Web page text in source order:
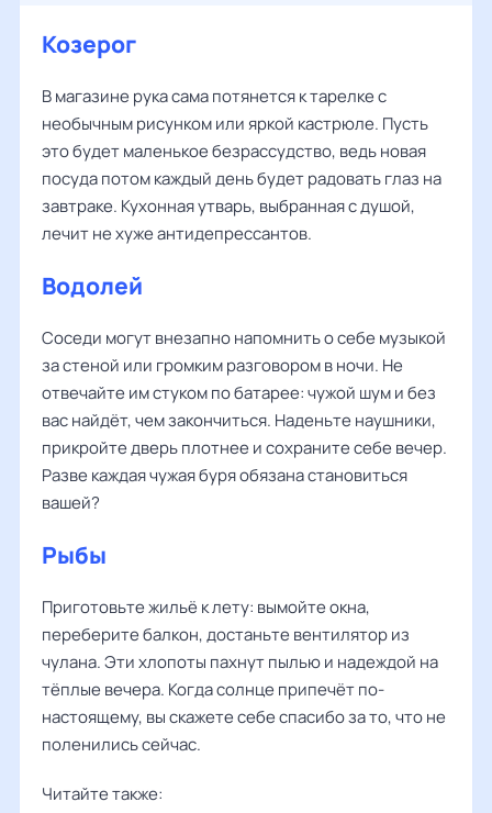
Козерог
В магазине рука сама потянется к тарелке с
необычным рисунком или яркой кастрюле. Пусть
это будет маленькое безрассудство, ведь новая
посуда потом каждый день будет радовать глаз на
завтраке. Кухонная утварь, выбранная с душой,
лечит не хуже антидепрессантов.
Водолей
Соседи могут внезапно напомнить о себе музыкой
за стеной или громким разговором в ночи. Не
отвечайте им стуком по батарее: чужой шум и без
вас найдёт, чем закончиться. Наденьте наушники,
прикройте дверь плотнее и сохраните себе вечер.
Разве каждая чужая буря обязана становиться
вашей?
Рыбы
Приготовьте жильё к лету: вымойте окна,
переберите балкон, достаньте вентилятор из
чулана. Эти хлопоты пахнут пылью и надеждой на
тёплые вечера. Когда солнце припечёт по-
настоящему, вы скажете себе спасибо за то, что не
поленились сейчас.
Читайте также: